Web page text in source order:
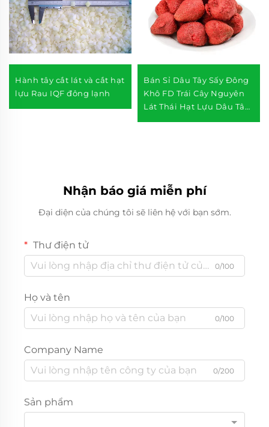
Hành tây cắt lát và cắt hạt
lựu Rau IQF đông lạnh
Bán Sỉ Dâu Tây Sấy Đông
Khô FD Trái Cây Nguyên
Lát Thái Hạt Lựu Dâu Tây
Nhận báo giá miễn phí
Đại diện của chúng tôi sẽ liên hệ với bạn sớm.
Thư điện tử
0/100
Họ và tên
0/100
Company Name
0/200
Sản phẩm